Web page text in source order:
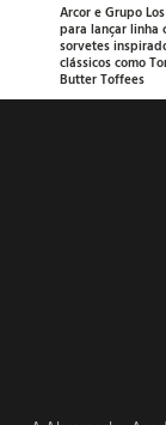
Arcor e Grupo
para lançar linha
sorvetes
clássicos como
Butter Toffees